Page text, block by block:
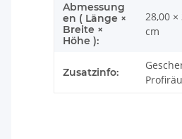
Abmessung
en ( Länge ×
Breite ×
Höhe ):
28,00 ×
cm
Zusatzinfo: